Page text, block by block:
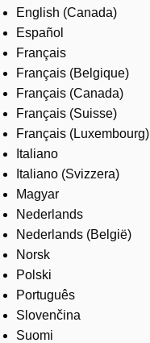
English (Canada)
Español
Français
Français (Belgique)
Français (Canada)
Français (Suisse)
Français (Luxembourg)
Italiano
Italiano (Svizzera)
Magyar
Nederlands
Nederlands (België)
Norsk
Polski
Português
Slovenčina
Suomi